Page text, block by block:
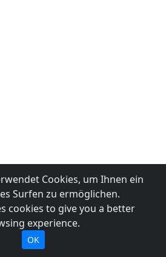
Cookies, um Ihnen ein
Surfen zu ermöglichen.
cookies to give you a better
experience.
OK